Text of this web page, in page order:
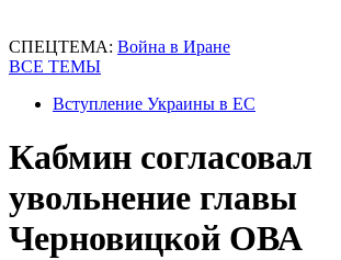
СПЕЦТЕМА: Война в Иране
ВСЕ ТЕМЫ
Вступление Украины в ЕС
Кабмин согласовал
увольнение главы
Черновицкой ОВА